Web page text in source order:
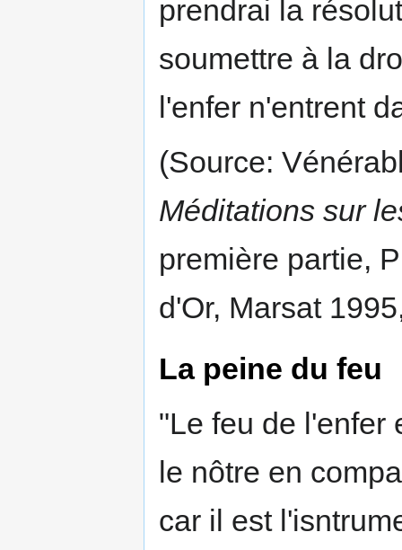
prendrai la
soumettre à la
l'enfer n'entrent
(Source:
Méditations sur
première partie,
d'Or, Marsat
La peine du feu
"Le feu de l'enfer
le nôtre en
car il est